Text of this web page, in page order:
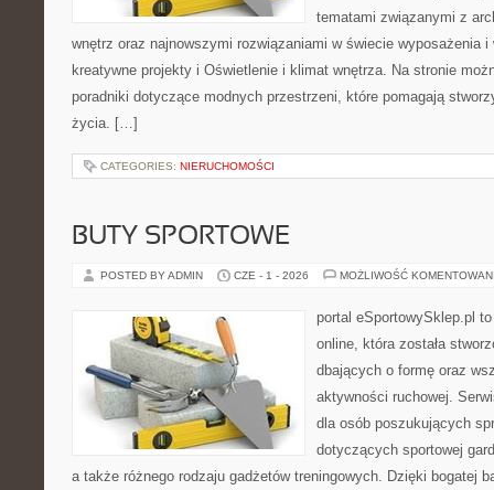
tematami związanymi z
wnętrz oraz najnowszymi rozwiązaniami w świecie wyposażenia
kreatywne projekty i Oświetlenie i klimat wnętrza. Na stronie
poradniki dotyczące modnych przestrzeni, które pomagają
życia. […]
CATEGORIES: NIERUCHOMOŚCI
BUTY SPORTOWE
POSTED BY ADMIN CZE - 1 - 2026 MOŻLIWOŚĆ
portal eSportowySklep.pl
online, która została
dbających o formę oraz
aktywności ruchowej.
dla osób poszukujących
dotyczących sportowej
a także różnego rodzaju gadżetów treningowych. Dzięki bogatej